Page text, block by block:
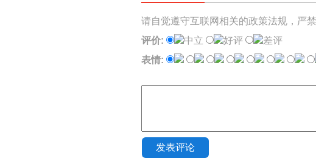
请自觉遵守互联网相关的政策法规，严
评价:
中立 好评
差评
表情:
发表评论